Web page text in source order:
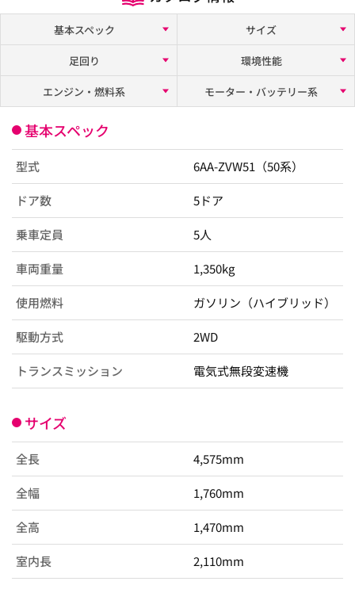
基本スペック
サイズ
足回り
環境性能
エンジン・燃料系
モーター・バッテリー系
基本スペック
型式 6AA-ZVW51（50系）
ドア数 5ドア
乗車定員 5人
車両重量 1,350kg
使用燃料 ガソリン（ハイブリッド）
駆動方式 2WD
トランスミッション 電気式無段変速機
サイズ
全長 4,575mm
全幅 1,760mm
全高 1,470mm
室内長 2,110mm